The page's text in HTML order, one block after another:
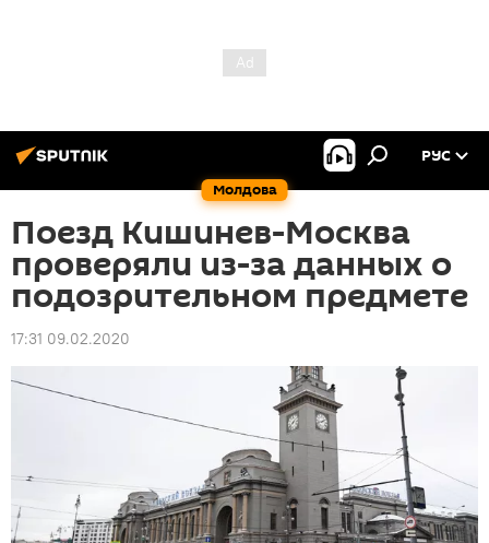
Молдова
РУС
Поезд Кишинев-Москва
проверяли из-за данных о
подозрительном предмете
17:31 09.02.2020